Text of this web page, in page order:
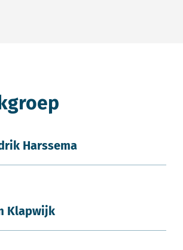
Harssema
Klapwijk